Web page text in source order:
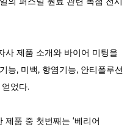
사 제품 소개와 바이어 미팅을
능, 미백, 항염기능, 안티폴루션
었다.
품 중 첫번째는 ‘베리어